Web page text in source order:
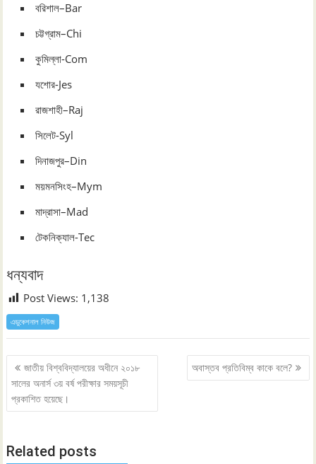
বরিশাল–Bar
চট্টগ্রাম–Chi
কুমিল্লা-Com
যশোর-Jes
রাজশাহী–Raj
সিলেট-Syl
দিনাজপুর–Din
ময়মনসিংহ–Mym
মাদ্রাসা–Mad
টেকনিক্যাল-Tec
ধন্যবাদ
Post Views: 1,138
এডুকেশনাল নিউজ
Post
navigation
জাতীয় বিশ্ববিদ্যালয়ের অধীনে ২০১৮
সালের অনার্স ৩য় বর্ষ পরীক্ষার সময়সূচী
প্রকাশিত হয়েছে।
অবাস্তব প্রতিবিম্ব কাকে বলে?
Related posts